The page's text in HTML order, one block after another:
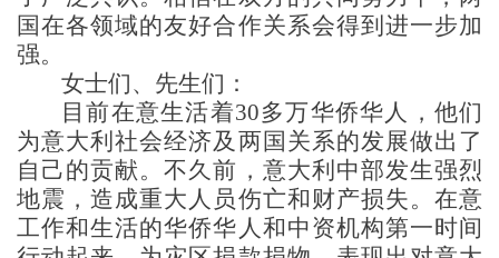
国在各领域的友好合作关系会得到进一步加
强。
女士们、先生们：
目前在意生活着30多万华侨华人，他们
为意大利社会经济及两国关系的发展做出了
自己的贡献。不久前，意大利中部发生强烈
地震，造成重大人员伤亡和财产损失。在意
工作和生活的华侨华人和中资机构第一时间